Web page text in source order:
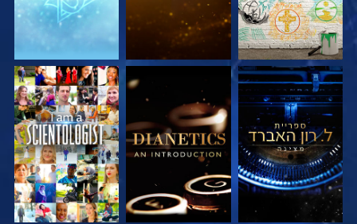
בדוק את הסדרה בדוק את הסדרה צפה